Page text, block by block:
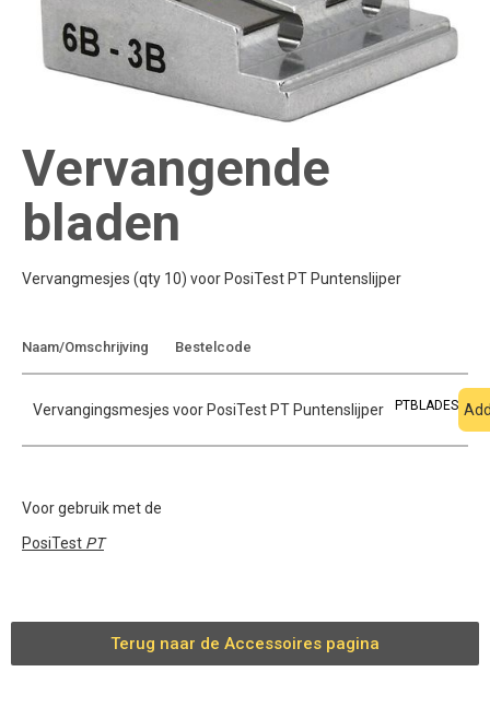
Vervangende
bladen
Vervangmesjes (qty 10) voor PosiTest PT Puntenslijper
Naam/Omschrijving Bestelcode
Vervangingsmesjes voor PosiTest PT Puntenslijper PTBLADES
Voor gebruik met de
PosiTest PT
Terug naar de Accessoires pagina